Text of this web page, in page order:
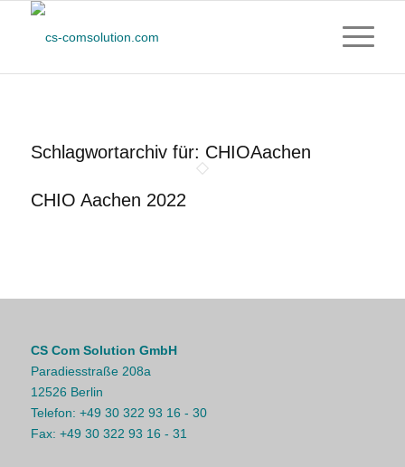
Schlagwortarchiv für: CHIOAachen
CHIO Aachen 2022
CS Com Solution GmbH
Paradiesstraße 208a
12526 Berlin
Telefon: +49 30 322 93 16 - 30
Fax: +49 30 322 93 16 - 31